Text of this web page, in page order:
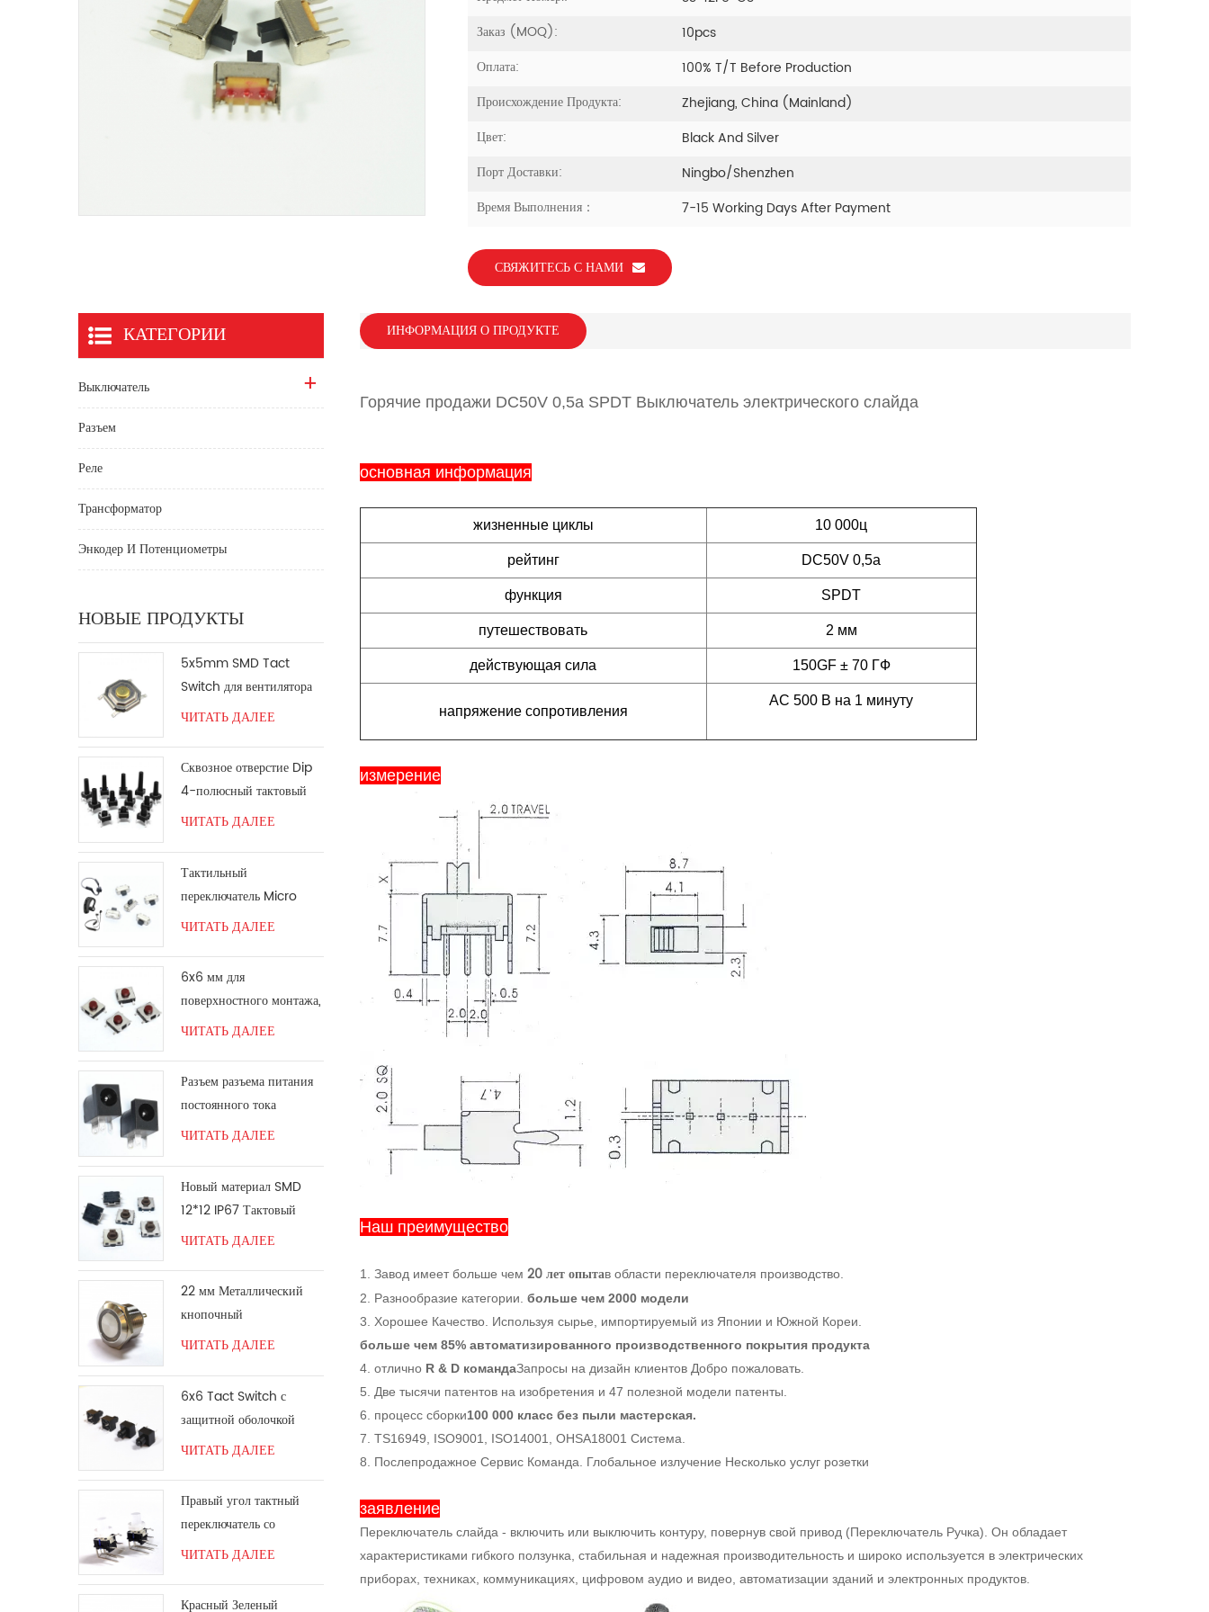
Заказ (MOQ):
10pcs
Оплата:
100% T/T Before Production
Происхождение Продукта:
Zhejiang, China (Mainland)
Цвет:
Black And Silver
Порт Доставки:
Ningbo/Shenzhen
Время Выполнения：
7-15 Working Days After Payment
СВЯЖИТЕСЬ С НАМИ
ИНФОРМАЦИЯ О ПРОДУКТЕ
Горячие продажи DC50V 0,5а SPDT Выключатель электрического слайда
основная информация
жизненные циклы 10 000ц
рейтинг DC50V 0,5а
функция SPDT
путешествовать 2 мм
действующая сила 150GF ± 70 ГФ
напряжение сопротивления
AC 500 В на 1 минуту
измерение
Наш преимущество
1. Завод имеет больше чем 20 лет опытав области переключателя производство.
2. Разнообразие категории. больше чем 2000 модели
3. Хорошее Качество. Используя сырье, импортируемый из Японии и Южной Кореи.
больше чем 85% автоматизированного производственного покрытия продукта
4. отличноR & D командаЗапросы на дизайн клиентов Добро пожаловать.
5. Две тысячи патентов на изобретения и 47 полезной модели патенты.
6. процесс сборки100 000 класс без пыли мастерская.
7. TS16949, ISO9001, ISO14001, OHSA18001 Система.
8. Послепродажное Сервис Команда. Глобальное излучение Несколько услуг розетки
заявление
Переключатель слайда - включить или выключить контуру, повернув свой привод (Переключатель Ручка). Он обладает
характеристиками гибкого ползунка, стабильная и надежная производительность и широко используется в электрических
приборах, техниках, коммуникациях, цифровом аудио и видео, автоматизации зданий и электронных продуктов.
КАТЕГОРИИ
Выключатель
Разъем
Реле
Трансформатор
Энкодер И Потенциометры
НОВЫЕ ПРОДУКТЫ
5x5mm SMD Tact
Switch для вентилятора
ЧИТАТЬ ДАЛЕЕ
Сквозное отверстие Dip
4-полюсный тактовый
переключатель 6*6
ЧИТАТЬ ДАЛЕЕ
Тактильный
переключатель Micro
SMT под прямым углом
ЧИТАТЬ ДАЛЕЕ
6x6 мм для
поверхностного монтажа,
красная ручка тактового
ЧИТАТЬ ДАЛЕЕ
Разъем разъема питания
постоянного тока
ЧИТАТЬ ДАЛЕЕ
Новый материал SMD
12*12 IP67 Тактовый
переключатель
ЧИТАТЬ ДАЛЕЕ
22 мм Металлический
кнопочный
переключатель
ЧИТАТЬ ДАЛЕЕ
6x6 Tact Switch с
защитной оболочкой
ЧИТАТЬ ДАЛЕЕ
Правый угол тактный
переключатель со
светодиодом
ЧИТАТЬ ДАЛЕЕ
Красный Зеленый